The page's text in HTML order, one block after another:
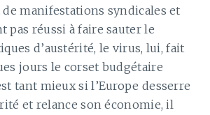
de manifestations syndicales et
pas réussi à faire sauter le
d’austérité, le virus, lui, fait
jours le corset budgétaire
tant mieux si l’Europe desserre
et relance son économie, il